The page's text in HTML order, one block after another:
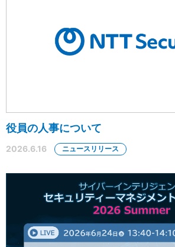
役員の人事について
2026.6.16 ニュースリリース